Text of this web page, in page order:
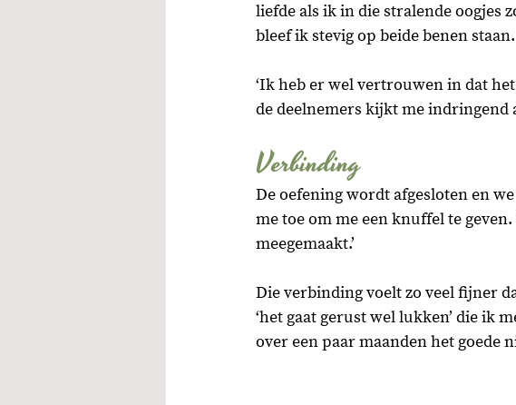
liefde als ik in die stralende oogjes
bleef ik stevig op beide benen staan.
‘Ik heb er wel vertrouwen in dat
de deelnemers kijkt me indringend
Verbinding
De oefening wordt afgesloten en
me toe om me een knuffel te
meegemaakt.’
Die verbinding voelt zo veel fijner
‘het gaat gerust wel lukken’ die ik
over een paar maanden het goede